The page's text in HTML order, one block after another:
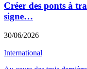
Créer des ponts à
signe…
30/06/2026
International